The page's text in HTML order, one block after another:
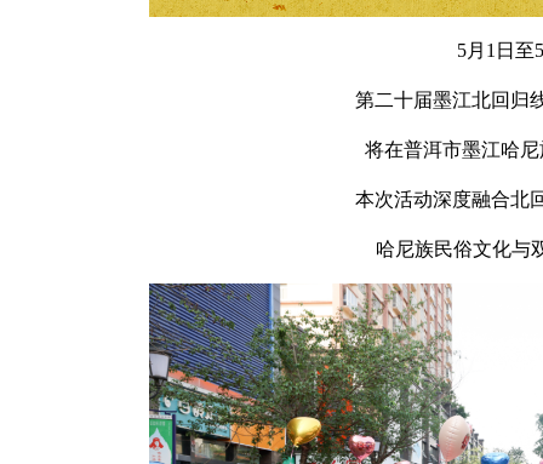
5月1日至
第二十届墨江北回归
将在普洱市墨江哈
本次活动深度融合北
哈尼族民俗文化与